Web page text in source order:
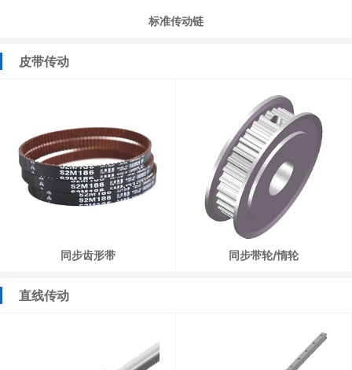
标准传动链
皮带传动
同步齿形带 同步带轮/惰轮
直线传动